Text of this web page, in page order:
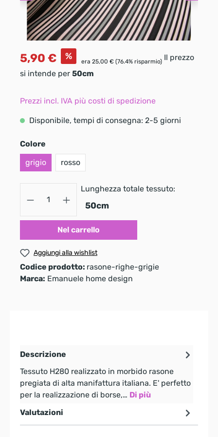
5,90 € % era 25,00 € (76.4% risparmio) Il prezzo
si intende per 50cm
Prezzi incl. IVA più costi di spedizione
Disponibile, tempi di consegna: 2-5 giorni
Colore
grigio
rosso
Lunghezza totale tessuto:
Nel carrello
Aggiungi alla wishlist
Codice prodotto: rasone-righe-grigie
Marca: Emanuele home design
Descrizione
Tessuto H280 realizzato in morbido rasone
pregiata di alta manifattura italiana. E' perfetto
per la realizzazione di borse,… Di più
Valutazioni